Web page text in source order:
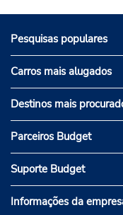
Pesquisas populares
Carros mais alugados
Destinos mais
Parceiros Budget
Suporte Budget
Informações da